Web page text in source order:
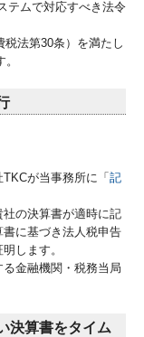
テムで対応すべき法令
法第30条）を満たし
が当事務所に「 記
の決算書が適時に記
に基づき法人税申告
します。
金融機関・税務当局
決算書をタイム